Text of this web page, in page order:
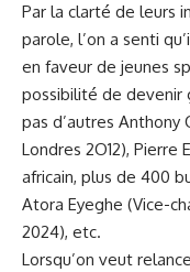
Par la clarté de leurs
parole, l’on a senti
en faveur de jeunes
possibilité de devenir
pas d’autres Anthony
Londres 2O12), Pierre
africain, plus de 400
Atora Eyeghe (Vice-
2024), etc.
Lorsqu’on veut